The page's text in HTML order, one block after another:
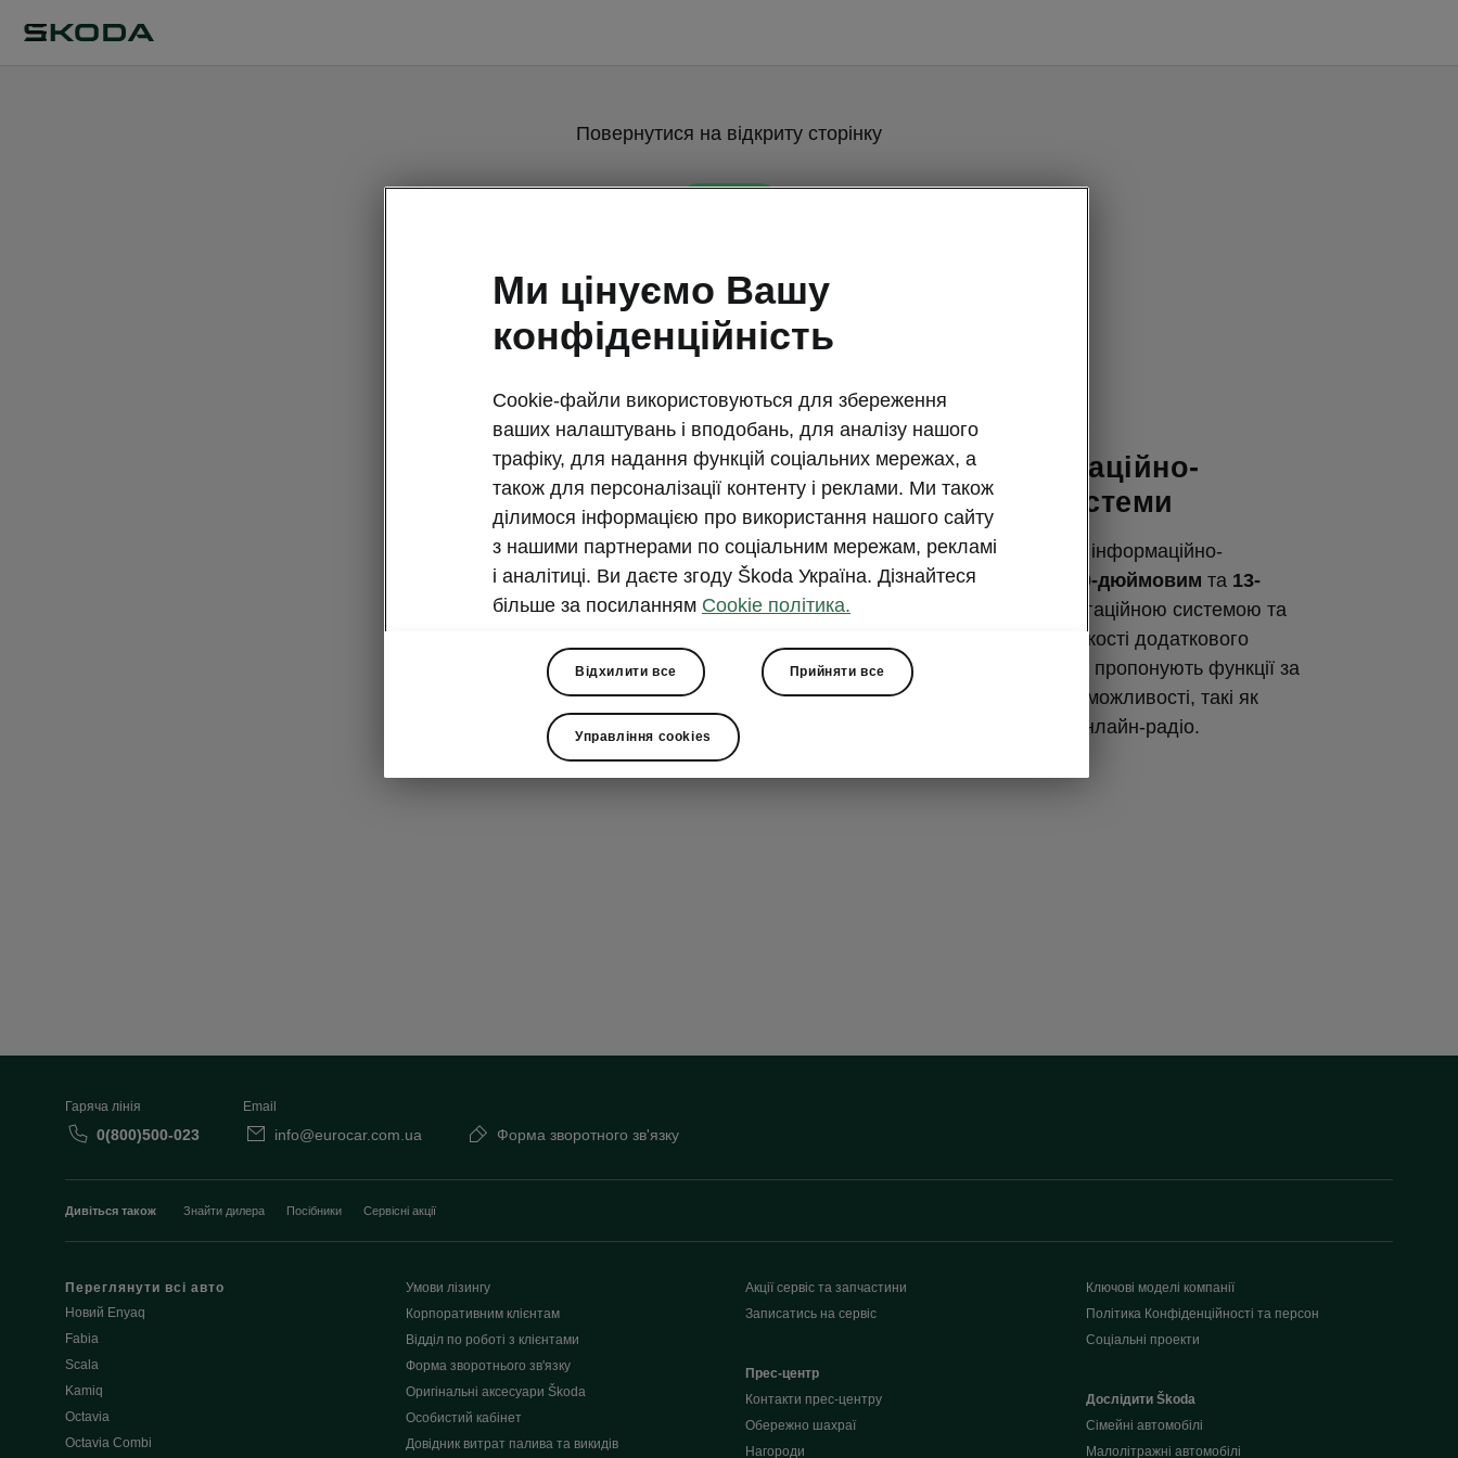
Повернутися на відкриту сторінку
Підключення Škoda Superb
Сучасні інформаційно-
розважальні системи
Superb пропонує два типи інформаційно-
розважальних систем: з
10-дюймовим та 13-
дюймовим екраном
, навігаційною системою та
проекційним дисплеєм в якості додаткового
обладнання. Обидві також пропонують функції за
запитом та інші додаткові можливості, такі як
аудиосистема Canton та онлайн-радіо.
Гаряча лінія
0(800)500-023
Email
info@eurocar.com.ua Форма зворотного зв'язку
Дивіться також Знайти дилера Посібники Сервісні акції
Переглянути всі авто
Новий Enyaq
Fabia
Scala
Kamiq
Octavia
Octavia Combi
Умови лізингу
Корпоративним клієнтам
Відділ по роботі з клієнтами
Форма зворотнього зв'язку
Оригінальні аксесуари Škoda
Особистий кабінет
Довідник витрат палива та викидів
Акції сервіс та запчастини
Записатись на сервіс
Прес-центр
Контакти прес-центру
Обережно шахраї
Нагороди
Ключові моделі компанії
Політика Конфіденційності та персон
Соціальні проекти
Дослідити Škoda
Сімейні автомобілі
Малолітражні автомобілі
Ми цінуємо Вашу
конфіденційність
Cookie-файли використовуються для збереження
ваших налаштувань і вподобань, для аналізу нашого
трафіку, для надання функцій соціальних мережах, а
також для персоналізації контенту і реклами. Ми також
ділимося інформацією про використання нашого сайту
з нашими партнерами по соціальним мережам, рекламі
і аналітиці. Ви даєте згоду Škoda Україна. Дізнайтеся
більше за посиланням Cookie політика.
Відхилити все Прийняти все
Управління cookies